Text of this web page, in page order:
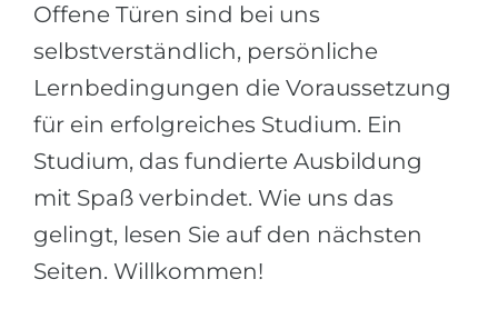
Offene Türen sind bei uns
selbstverständlich, persönliche
Lernbedingungen die Voraussetzung
für ein erfolgreiches Studium. Ein
Studium, das fundierte Ausbildung
mit Spaß verbindet. Wie uns das
gelingt, lesen Sie auf den nächsten
Seiten. Willkommen!